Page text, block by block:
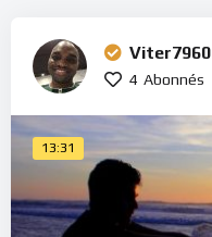
Viter7960
4 Abonnés
13:31